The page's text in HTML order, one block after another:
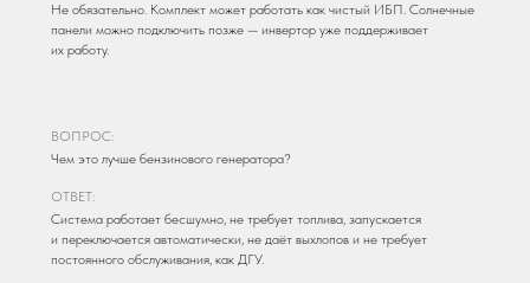
Не обязательно. Комплект может работать как чистый ИБП. Солнечные
панели можно подключить позже — инвертор уже поддерживает
их работу.
ВОПРОС:
Чем это лучше бензинового генератора?
ОТВЕТ:
Система работает бесшумно, не требует топлива, запускается
и переключается автоматически, не даёт выхлопов и не требует
постоянного обслуживания, как ДГУ.